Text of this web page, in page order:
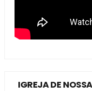
IGREJA DE